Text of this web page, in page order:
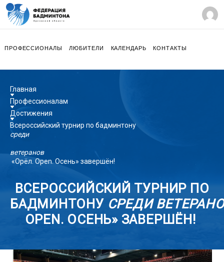
ПРОФЕССИОНАЛЫ ЛЮБИТЕЛИ КАЛЕНДАРЬ КОНТАКТЫ
Главная
Профессионалам
Достижения
Всероссийский турнир по бадминтону
среди
ветеранов
«Орёл. Open. Осень» завершён!
ВСЕРОССИЙСКИЙ ТУРНИР ПО
БАДМИНТОНУ СРЕДИ
OPEN. ОСЕНЬ» ЗАВЕРШЁН!